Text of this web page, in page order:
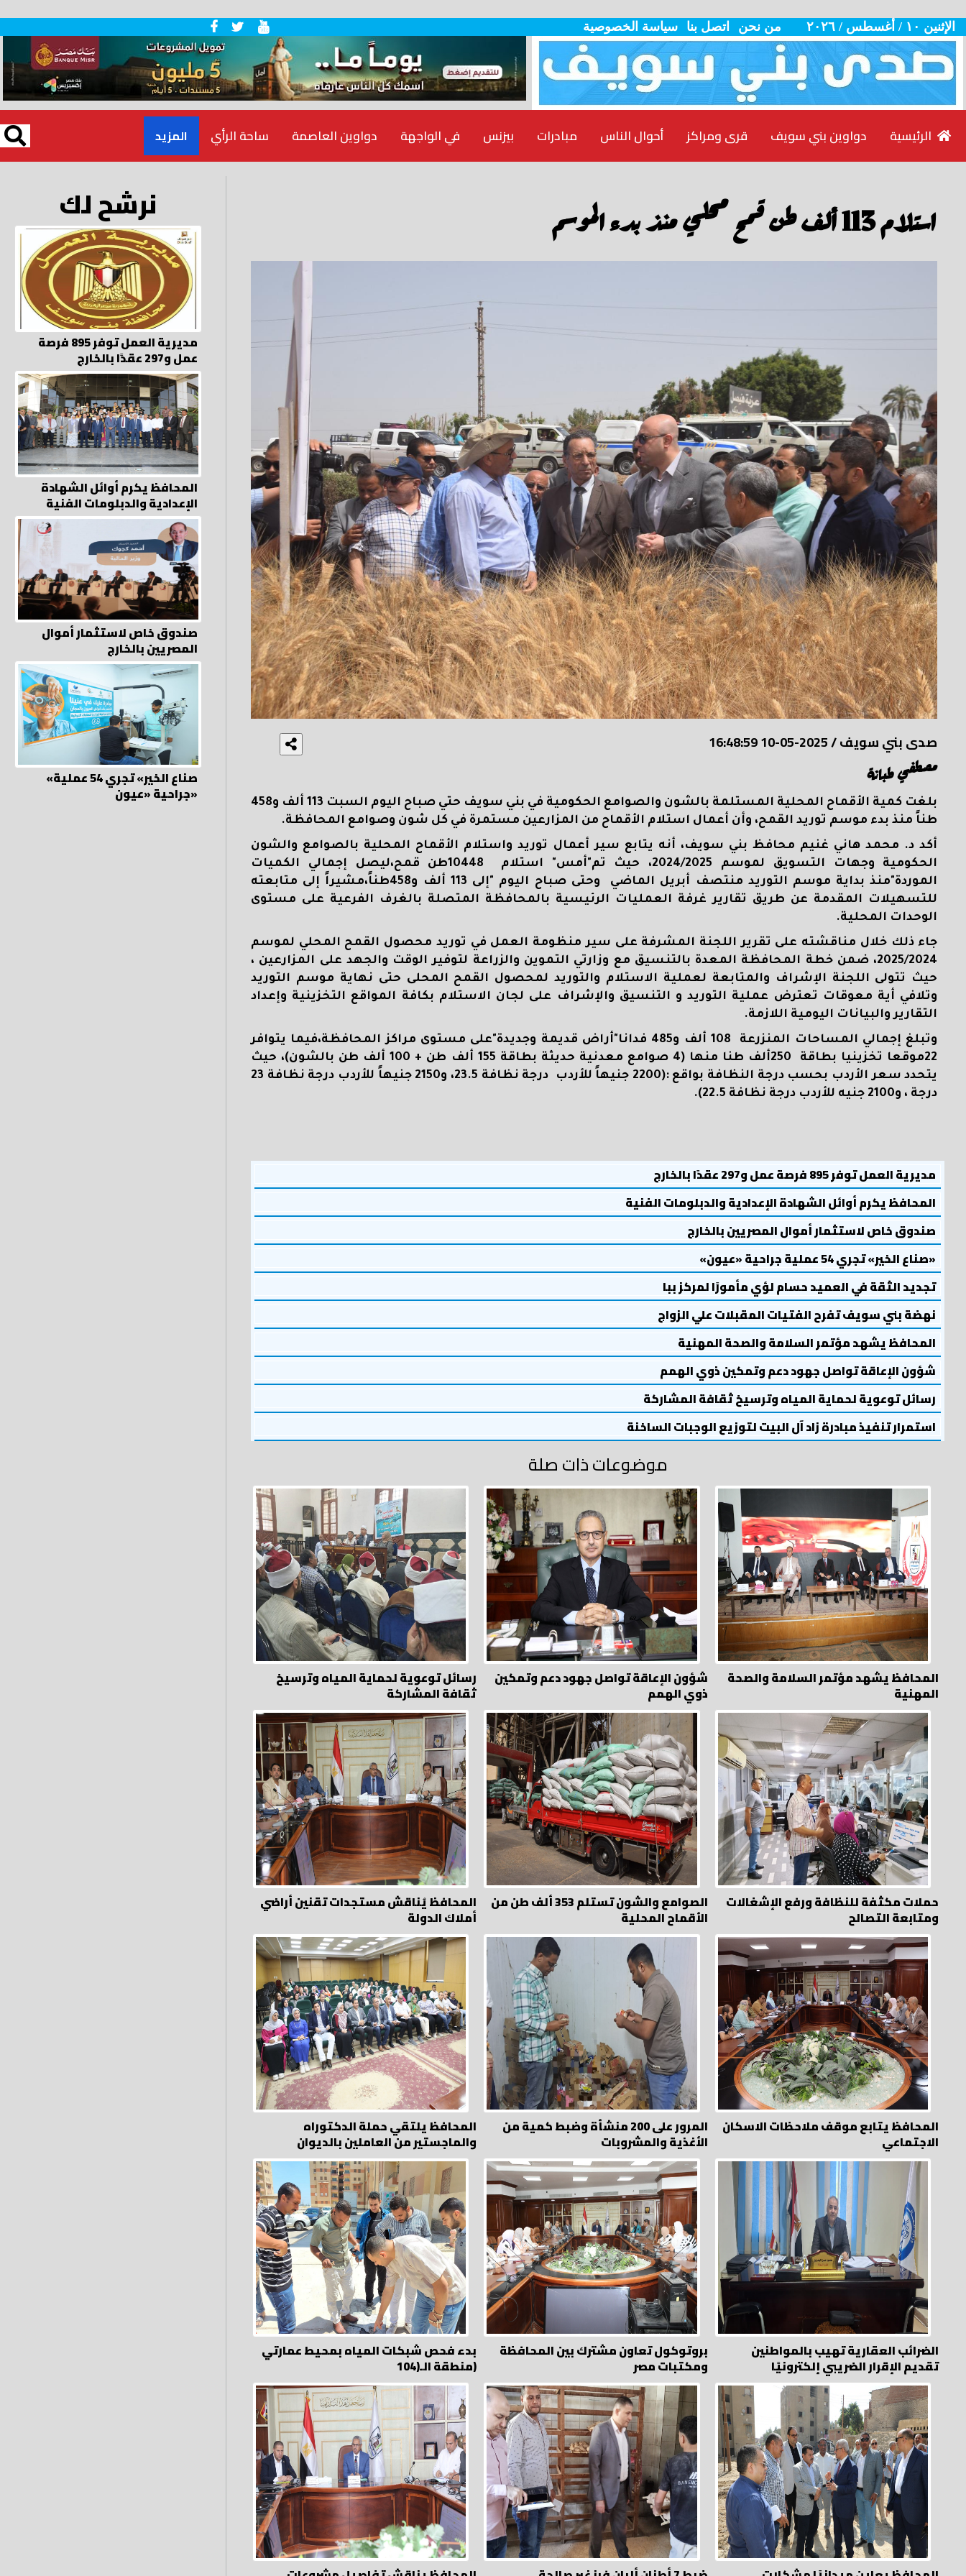
الإثنين ١٠ / أغسطس / ٢٠٢٦ من نحن اتصل بنا سياسة الخصوصية
المزيد ساحة الرأي دواوين العاصمة في الواجهة بيزنس مبادرات أحوال الناس قرى ومراكز دواوين بني سويف
استلام 113 ألف طن قمح محلي منذ بدء الموسم
صدى بني سويف/
2025-05-10 16:48:59
مصطفي طبانة
بلغت كمية الأقماح المحلية المستلمة بالشون والصوامع الحكومية في بني سويف حتي صباح اليوم السبت 113 ألف و458
طناً منذ بدء موسم توريد القمح، وأن أعمال استلام الأقماح من المزارعين مستمرة في كل شون وصوامع المحافظة.
أكد د. محمد هاني غنيم محافظ بني سويف، أنه يتابع سير أعمال توريد واستلام الأقماح المحلية بالصوامع والشون
الحكومية وجهات التسويق لموسم 2024/2025، حيث تم"أمس" استلام 10448طن قمح،ليصل إجمالي الكميات
الموردة"منذ بداية موسم التوريد منتصف أبريل الماضي وحتى صباح اليوم "إلى 113 ألف و458طناً،مشيراً إلى متابعته
للتسهيلات المقدمة عن طريق تقارير غرفة العمليات الرئيسية بالمحافظة المتصلة بالغرف الفرعية على مستوى
الوحدات المحلية.
جاء ذلك خلال مناقشته على تقرير اللجنة المشرفة على سير منظومة العمل في توريد محصول القمح المحلي لموسم
2025/2024، ضمن خطة المحافظة المعدة بالتنسيق مع وزارتي التموين والزراعة لتوفير الوقت والجهد على المزارعين ،
حيث تتولى اللجنة الإشراف والمتابعة لعملية الاستلام والتوريد لمحصول القمح المحلى حتى نهاية موسم التوريد
وتلافي أية معوقات تعترض عملية التوريد و التنسيق والإشراف على لجان الاستلام بكافة المواقع التخزينية وإعداد
التقارير والبيانات اليومية اللازمة.
وتبلغ إجمالي المساحات المنزرعة 108 ألف و485 فدانا"أراض قديمة وجديدة"على مستوى مراكز المحافظة،فيما يتوافر
22موقعا تخزينيا بطاقة 250ألف طنا منها (4 صوامع معدنية حديثة بطاقة 155 ألف طن + 100 ألف طن بالشون)، حيث
يتحدد سعر الأردب بحسب درجة النظافة بواقع :(2200 جنيهاً للأردب
درجة نظافة 23.5، و2150 جنيهاً للأردب درجة نظافة 23
درجة ، و2100 جنيه للأردب درجة نظافة 22.5).
مديرية العمل توفر 895 فرصة عمل و297 عقدًا بالخارج
المحافظ يكرم أوائل الشهادة الإعدادية والدبلومات الفنية
صندوق خاص لاستثمار أموال المصريين بالخارج
«صناع الخير» تجري 54 عملية جراحية «عيون»
تجديد الثقة في العميد حسام لؤي مأمورًا لمركز ببا
نهضة بني سويف تفرح الفتيات المقبلات علي الزواج
المحافظ يشهد مؤتمر السلامة والصحة المهنية
شؤون الإعاقة تواصل جهود دعم وتمكين ذوي الهمم
رسائل توعوية لحماية المياه وترسيخ ثقافة المشاركة
استمرار تنفيذ مبادرة زاد آل البيت لتوزيع الوجبات الساخنة
موضوعات ذات صلة
المحافظ يشهد مؤتمر السلامة والصحة
المهنية
شؤون الإعاقة تواصل جهود دعم وتمكين
ذوي الهمم
رسائل توعوية لحماية المياه وترسيخ
ثقافة المشاركة
حملات مكثفة للنظافة ورفع الإشغالات
ومتابعة التصالح
الصوامع والشون تستلم 353 ألف طن من
الأقماح المحلية
المحافظ يُناقش مستجدات تقنين أراضي
أملاك الدولة
المحافظ يتابع موقف ملاحظات الاسكان
الاجتماعي
المرور على 200 منشأة وضبط كمية من
الأغذية والمشروبات
المحافظ يلتقي حملة الدكتوراه
والماجستير من العاملين بالديوان
الضرائب العقارية تهيب بالمواطنين
تقديم الإقرار الضريبي إلكترونيًا
بروتوكول تعاون مشترك بين المحافظة
ومكتبات مصر
بدء فحص شبكات المياه بمحيط عمارتي
منطقة الـ(104)
نرشح لك
مديرية العمل توفر 895 فرصة
عمل و297 عقدًا بالخارج
المحافظ يكرم أوائل الشهادة
الإعدادية والدبلومات الفنية
صندوق خاص لاستثمار أموال
المصريين بالخارج
«صناع الخير» تجري 54 عملية
جراحية «عيون»